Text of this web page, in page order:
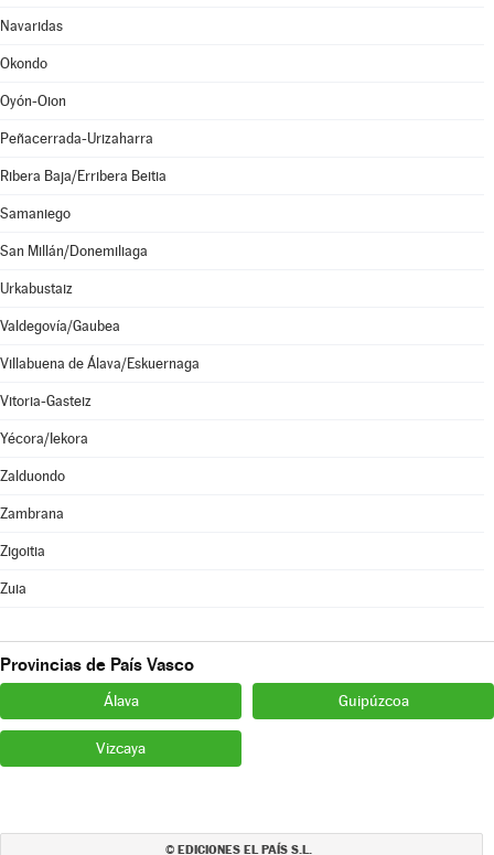
Navaridas
Okondo
Oyón-Oion
Peñacerrada-Urizaharra
Ribera Baja/Erribera Beitia
Samaniego
San Millán/Donemiliaga
Urkabustaiz
Valdegovía/Gaubea
Villabuena de Álava/Eskuernaga
Vitoria-Gasteiz
Yécora/Iekora
Zalduondo
Zambrana
Zigoitia
Zuia
Provincias de País Vasco
Álava Guipúzcoa
Vizcaya
© EDICIONES EL PAÍS S.L.